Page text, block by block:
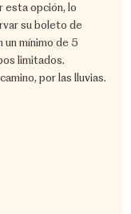
esta opción, lo
su boleto de
un mínimo de 5
limitados.
por las lluvias.